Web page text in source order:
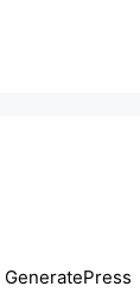
GeneratePress